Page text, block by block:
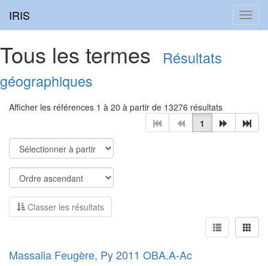
IRIS
Tous les termes
Résultats
géographiques
Afficher les références 1 à 20 à partir de 13276 résultats
1
Classer les résultats
Massalia Feugère, Py 2011 OBA.A-Ac